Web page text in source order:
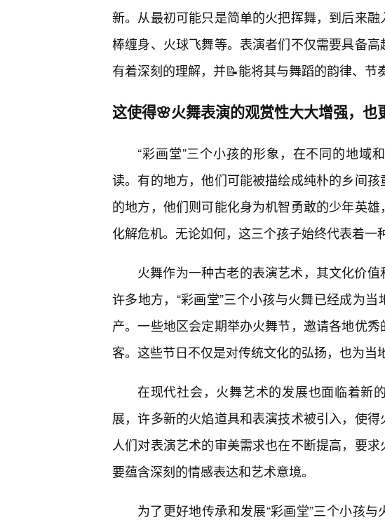
新。从最初可能只是简单的火把挥舞，到后来
棒缠身、火球飞舞等。表演者们不仅需要具备
有着深刻的理解，并📝能将其与舞蹈的韵律、节
这使得🌸火舞表演的观赏性大大增强，也
“彩画堂”三个小孩的形象，在不同的地域
读。有的地方，他们可能被描绘成纯朴的乡间
的地方，他们则可能化身为机智勇敢的少年英
化解危机。无论如何，这三个孩子始终代表着一
火舞作为一种古老的表演艺术，其文化价
许多地方，“彩画堂”三个小孩与火舞已经成为
产。一些地区会定期举办火舞节，邀请各地优
客。这些节日不仅是对传统文化的弘扬，也为当
在现代社会，火舞艺术的发展也面临着新
展，许多新的火焰道具和表演技术被引入，使得
人们对表演艺术的审美需求也在不断提高，要
要蕴含深刻的情感表达和艺术意境。
为了更好地传承和发展“彩画堂”三个小孩